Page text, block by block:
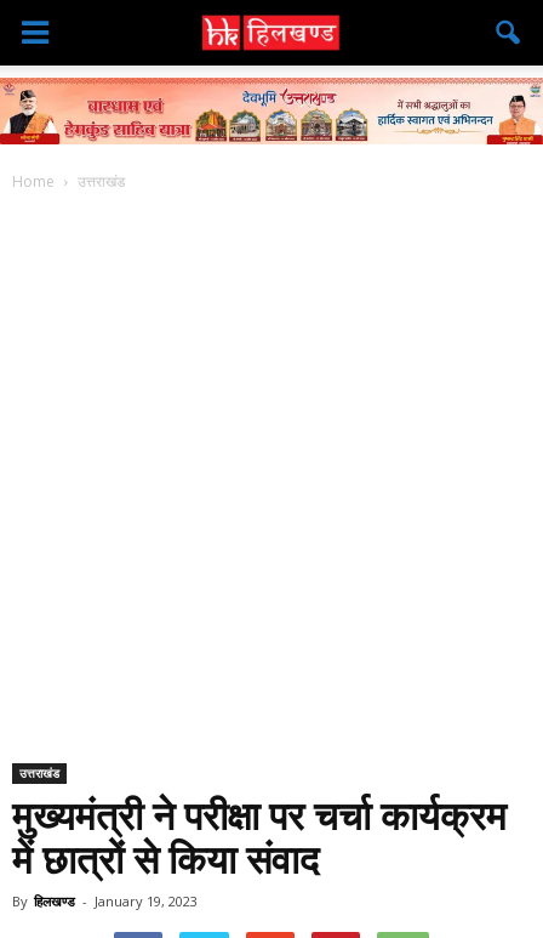
Home उत्तराखंड
उत्तराखंड
मुख्यमंत्री ने परीक्षा पर चर्चा कार्यक्रम
में छात्रों से किया संवाद
By हिलखण्ड - January 19, 2023